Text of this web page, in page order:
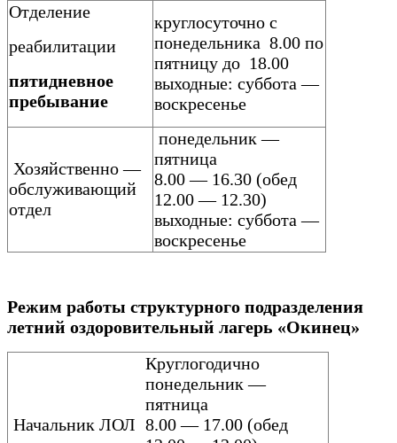
Отделение
реабилитации
пятидневное
пребывание
круглосуточно с
понедельника 8.00 по
пятницу до 18.00
выходные: суббота —
воскресенье
Хозяйственно —
обслуживающий
отдел
понедельник —
пятница
8.00 — 16.30 (обед
12.00 — 12.30)
выходные: суббота —
воскресенье
Режим работы структурного подразделения
летний оздоровительный лагерь «Окинец»
Начальник ЛОЛ
Круглогодично
понедельник —
пятница
8.00 — 17.00 (обед